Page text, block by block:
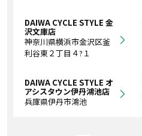
DAIWA CYCLE STYLE 金
沢文庫店
神奈川県横浜市金沢区釜
利谷東２丁目４?１
DAIWA CYCLE STYLE オ
アシスタウン伊丹鴻池店
兵庫県伊丹市鴻池